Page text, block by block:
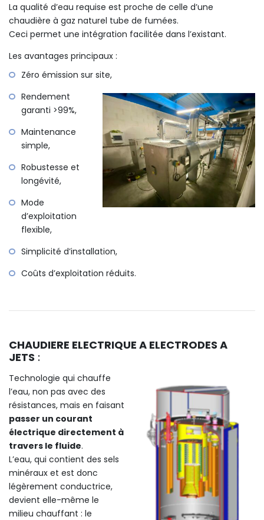
La qualité d’eau requise est proche de celle d’une
chaudière à gaz naturel tube de fumées.
Ceci permet une intégration facilitée dans l’existant.
Les avantages principaux :
Zéro émission sur site,
Rendement
garanti >99%,
Maintenance
simple,
Robustesse et
longévité,
Mode
d’exploitation
flexible,
Simplicité d’installation,
Coûts d’exploitation réduits.
CHAUDIERE ELECTRIQUE A ELECTRODES A
JETS :
Technologie qui chauffe
l’eau, non pas avec des
résistances, mais en faisant
passer un courant
électrique directement à
travers le fluide.
L’eau, qui contient des sels
minéraux et est donc
légèrement conductrice,
devient elle-même le
milieu chauffant : le